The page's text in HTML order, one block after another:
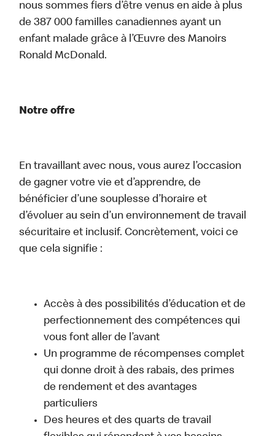
nous sommes fiers d’être venus en aide à plus
de 387 000 familles canadiennes ayant un
enfant malade grâce à l’Œuvre des Manoirs
Ronald McDonald.
Notre offre
En travaillant avec nous, vous aurez l’occasion
de gagner votre vie et d’apprendre, de
bénéficier d’une souplesse d’horaire et
d’évoluer au sein d’un environnement de travail
sécuritaire et inclusif. Concrètement, voici ce
que cela signifie :
Accès à des possibilités d’éducation et de
perfectionnement des compétences qui
vous font aller de l’avant
Un programme de récompenses complet
qui donne droit à des rabais, des primes
de rendement et des avantages
particuliers
Des heures et des quarts de travail